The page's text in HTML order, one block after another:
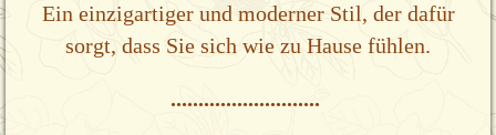
Ein einzigartiger und moderner Stil, der dafür
sorgt, dass Sie sich wie zu Hause fühlen.
...........................